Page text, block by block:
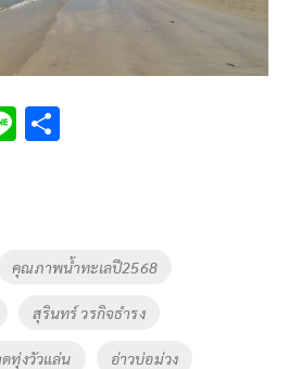
Li
คุณภาพน้ำทะเลปี2568
สุรินทร์ วรกิจธำรง
ทุ่งวัวแล่น อ่าวบ่อม่วง